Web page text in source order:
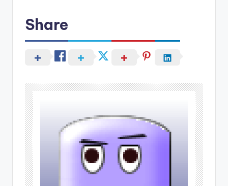
Share